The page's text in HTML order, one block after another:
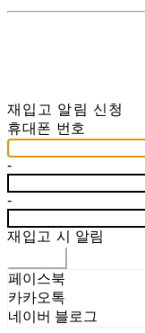
재입고 알림 신청
휴대폰 번호
-
-
재입고 시 알림
페이스북
카카오톡
네이버 블로그